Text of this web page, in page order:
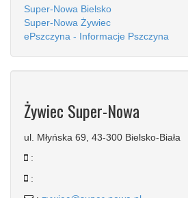
Super-Nowa Bielsko
Super-Nowa Żywiec
ePszczyna - Informacje Pszczyna
Żywiec Super-Nowa
ul. Młyńska 69, 43-300 Bielsko-Biała
:
: